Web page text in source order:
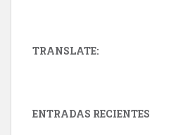
TRANSLATE:
ENTRADAS RECIENTES